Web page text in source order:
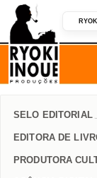
RYOKI
SELO EDITORIAL
EDITORA DE
PRODUTORA